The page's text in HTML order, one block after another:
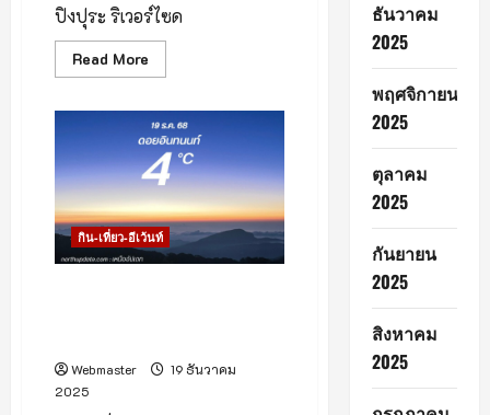
ปิงปุระ ริเวอร์ไซด
Read More
more
แล้ว
!
ปิง
ปุระ
ริ
เวอร์
ไซด์
รีสอร์ท
แอนด์
สปา
ผ่อน
เหนือ
กิน-เที่ยว-อีเว้นท์
Webmaster
19 ธันวาคม
2025
ธันวาคม
2025
พฤศจิกายน
2025
ตุลาคม
2025
กันยายน
2025
สิงหาคม
2025